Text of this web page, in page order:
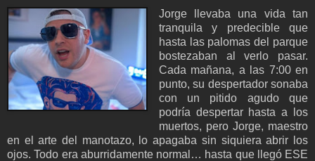
Jorge llevaba una vida tan
tranquila y predecible que
hasta las palomas del parque
bostezaban al verlo pasar.
Cada mañana, a las 7:00 en
punto, su despertador sonaba
con un pitido agudo que
podría despertar hasta a los
muertos, pero Jorge, maestro
en el arte del manotazo, lo apagaba sin siquiera abrir los
ojos. Todo era aburridamente normal… hasta que llegó ESE